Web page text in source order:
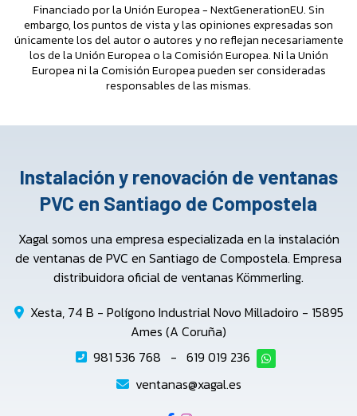
Financiado por la Unión Europea - NextGenerationEU. Sin
embargo, los puntos de vista y las opiniones expresadas son
únicamente los del autor o autores y no reflejan necesariamente
los de la Unión Europea o la Comisión Europea. Ni la Unión
Europea ni la Comisión Europea pueden ser consideradas
responsables de las mismas.
Instalación y renovación de ventanas
PVC en Santiago de Compostela
Xagal somos una empresa especializada en la instalación
de ventanas de PVC en Santiago de Compostela. Empresa
distribuidora oficial de ventanas Kömmerling.
Xesta, 74 B - Polígono Industrial Novo Milladoiro - 15895
Ames (A Coruña)
981 536 768 - 619 019 236
ventanas@xagal.es